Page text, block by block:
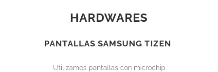
HARDWARES
PANTALLAS SAMSUNG TIZEN
Utilizamos pantallas con microchip